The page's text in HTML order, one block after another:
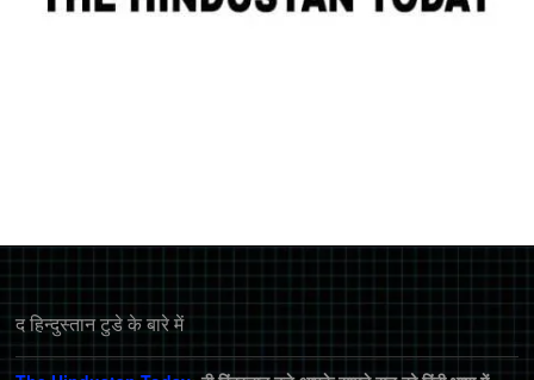
द हिन्‍दुस्‍तान टुडे के बारे में